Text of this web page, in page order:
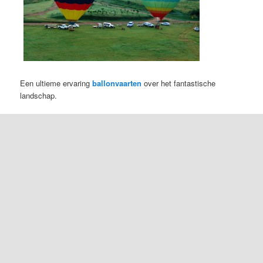
Een ultieme ervaringballonvaarten over het fantastische
landschap.